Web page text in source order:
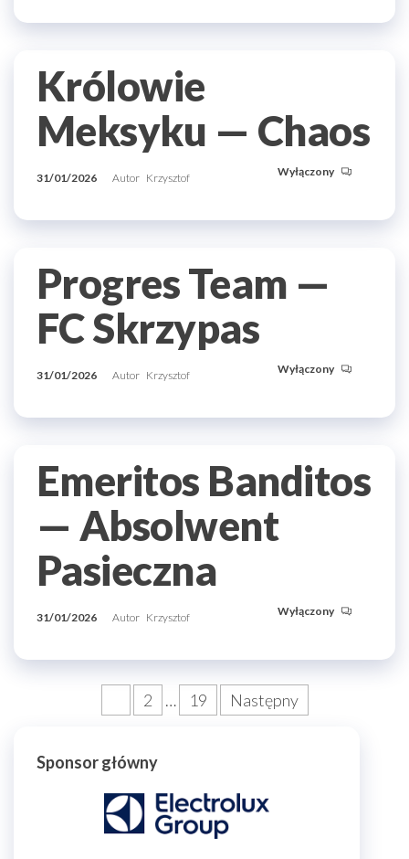
Królowie
Meksyku — Chaos
31/01/2026 Autor Krzysztof Wyłączony
Progres Team —
FC Skrzypas
31/01/2026 Autor Krzysztof Wyłączony
Emeritos Banditos
— Absolwent
Pasieczna
31/01/2026 Autor Krzysztof Wyłączony
Stronicowanie
2 … 19 Następny
Sponsor główny